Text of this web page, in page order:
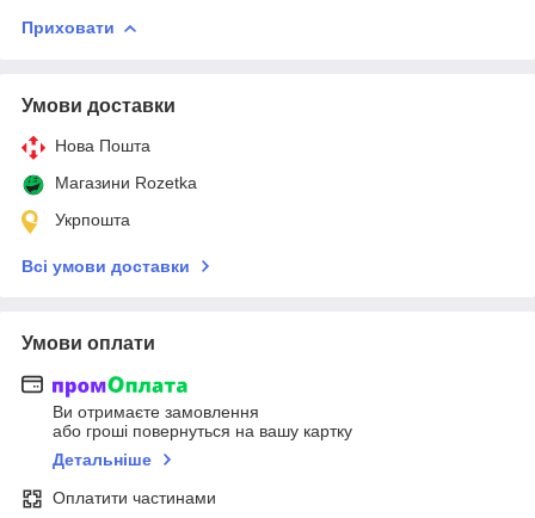
Приховати
Умови доставки
Нова Пошта
Магазини Rozetka
Укрпошта
Всі умови доставки
Умови оплати
Ви отримаєте замовлення
або гроші повернуться на вашу картку
Детальніше
Оплатити частинами